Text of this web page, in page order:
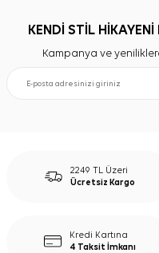
KENDİ STİL
Kampanya ve
2249 TL Üzeri
Ücretsiz Kargo
Kredi Kartına
4 Taksit İmkanı